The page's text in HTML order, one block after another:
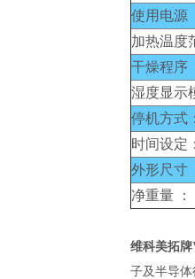
使用电源
加热温度
干燥程序
湿度显示
停机方式
时间设定
外形尺寸
净重量 ：
维科美拓牌
子及半导